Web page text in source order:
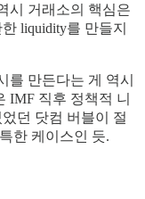
시 거래소의 핵심은
liquidity를 만들지
를 만든다는 게 역시
IMF 직후 정책적 니
던 닷컴 버블이 절
한 케이스인 듯.